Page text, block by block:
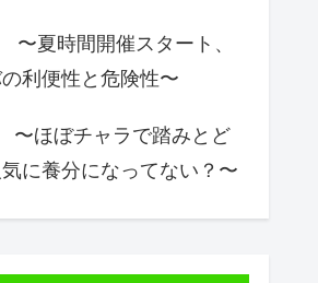
夏時間開催スタート、
利便性と危険性〜
ほぼチャラで踏みとど
に養分になってない？〜